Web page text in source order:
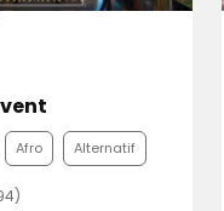
Afro Alternatif